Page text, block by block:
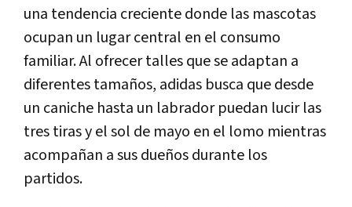
una tendencia creciente donde las mascotas
ocupan un lugar central en el consumo
familiar. Al ofrecer talles que se adaptan a
diferentes tamaños, adidas busca que desde
un caniche hasta un labrador puedan lucir las
tres tiras y el sol de mayo en el lomo mientras
acompañan a sus dueños durante los
partidos.